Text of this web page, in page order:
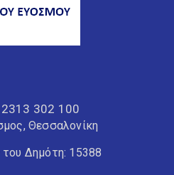
2313 302 100
Θεσσαλονίκη
Δημότη: 15388